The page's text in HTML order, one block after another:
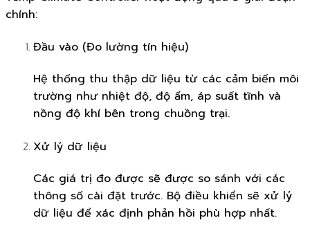
chính:
Đầu vào (Đo lường tín hiệu)
Hệ thống thu thập dữ liệu từ các cảm biến môi
trường như nhiệt độ, độ ẩm, áp suất tĩnh và
nồng độ khí bên trong chuồng trại.
Xử lý dữ liệu
Các giá trị đo được sẽ được so sánh với các
thông số cài đặt trước. Bộ điều khiển sẽ xử lý
dữ liệu để xác định phản hồi phù hợp nhất.